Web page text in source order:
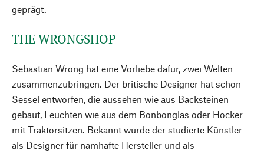
geprägt.
THE WRONGSHOP
Sebastian Wrong hat eine Vorliebe dafür, zwei Welten
zusammenzubringen. Der britische Designer hat schon
Sessel entworfen, die aussehen wie aus Backsteinen
gebaut, Leuchten wie aus dem Bonbonglas oder Hocker
mit Traktorsitzen. Bekannt wurde der studierte Künstler
als Designer für namhafte Hersteller und als